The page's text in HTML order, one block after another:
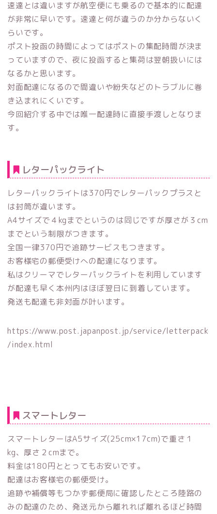
速達とは違いますが航空便にも乗るので基本的に配達
が非常に早いです。速達と何が違うのか分からないく
らいです。
ポスト投函の時間によってはポストの集配時間が決ま
っていますので、夜に投函すると集荷は翌朝扱いには
なるかと思います。
対面配達になるので間違いや紛失などのトラブルに巻
き込まれにくいです。
今回紹介する中では唯一配達時に直接手渡しとなりま
す。
レターパックライト
レターパックライトは370円でレターパックプラスと
は封筒が違います。
A4サイズで４kgまでというのは同じですが厚さが３cm
までという制限がつきます。
全国一律370円で追跡サービスもつきます。
お客様宅の郵便受けへの配達になります。
私はクリーマでレターパックライトを利用しています
が配達も早く本州内はほぼ翌日に到着しています。
発送も配達も非対面が叶います。
https://www.post.japanpost.jp/service/letterpack
/index.html
スマートレター
スマートレターはA5サイズ(25cm×17cm)で重さ１
kg、厚さ２cmまで。
料金は180円ととってもお安いです。
配達はお客様宅の郵便受け。
追跡や補償等もつかず郵便局に確認したところ陸路の
みの配達のため、発送元から離れれば離れるほど時間